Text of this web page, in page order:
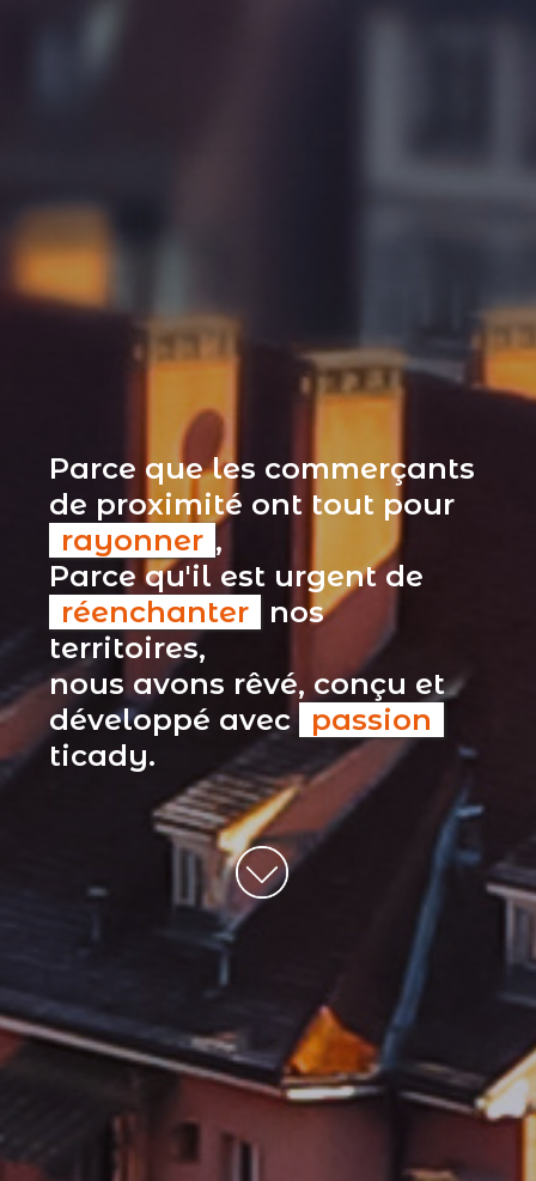
Parce que les commerçants
de proximité ont tout pour
rayonner ,
Parce qu'il est urgent de
réenchanter
nos
territoires,
nous avons rêvé, conçu et
développé avec passion
ticady.